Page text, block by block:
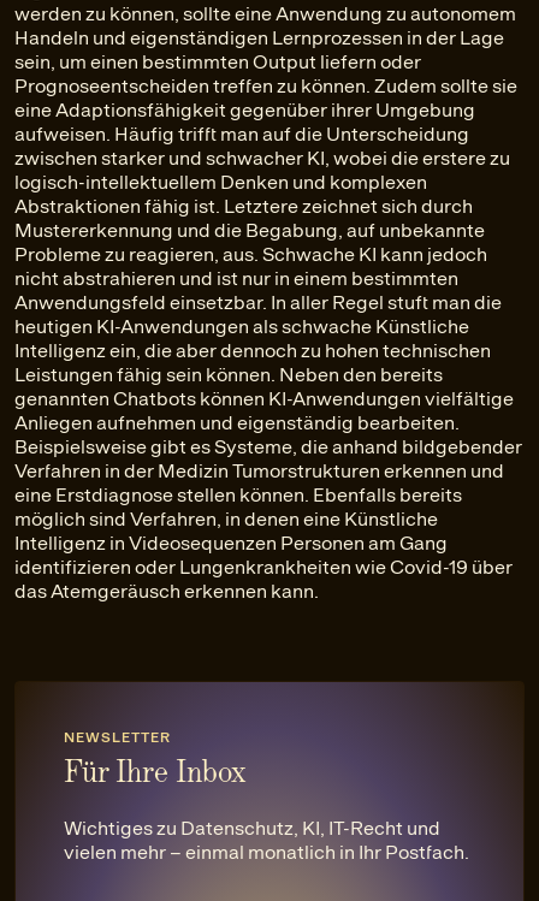
werden zu können, sollte eine Anwendung zu autonomem
Handeln und eigenständigen Lernprozessen in der Lage
sein, um einen bestimmten Output liefern oder
Prognoseentscheiden treffen zu können. Zudem sollte sie
eine Adaptionsfähigkeit gegenüber ihrer Umgebung
aufweisen. Häufig trifft man auf die Unterscheidung
zwischen starker und schwacher KI, wobei die erstere zu
logisch-intellektuellem Denken und komplexen
Abstraktionen fähig ist. Letztere zeichnet sich durch
Mustererkennung und die Begabung, auf unbekannte
Probleme zu reagieren, aus. Schwache KI kann jedoch
nicht abstrahieren und ist nur in einem bestimmten
Anwendungsfeld einsetzbar. In aller Regel stuft man die
heutigen KI-Anwendungen als schwache Künstliche
Intelligenz ein, die aber dennoch zu hohen technischen
Leistungen fähig sein können. Neben den bereits
genannten Chatbots können KI-Anwendungen vielfältige
Anliegen aufnehmen und eigenständig bearbeiten.
Beispielsweise gibt es Systeme, die anhand bildgebender
Verfahren in der Medizin Tumorstrukturen erkennen und
eine Erstdiagnose stellen können. Ebenfalls bereits
möglich sind Verfahren, in denen eine Künstliche
Intelligenz in Videosequenzen Personen am Gang
identifizieren oder Lungenkrankheiten wie Covid-19 über
das Atemgeräusch erkennen kann.
NEWSLETTER
Für Ihre Inbox
Wichtiges zu Datenschutz, KI, IT-Recht und
vielen mehr – einmal monatlich in Ihr Postfach.